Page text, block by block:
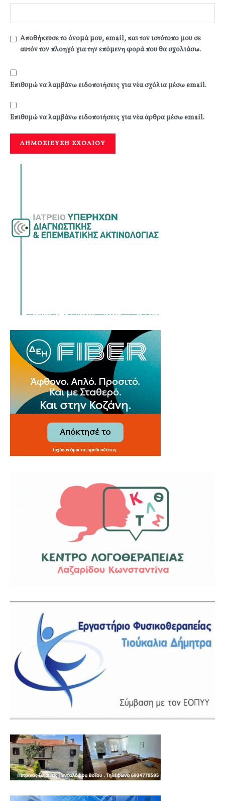
Αποθήκευσε το όνομά μου, email, και τον ιστότοπο μου σε
αυτόν τον πλοηγό για την επόμενη φορά που θα σχολιάσω.
Επιθυμώ να λαμβάνω ειδοποιήσεις για νέα σχόλια μέσω email.
Επιθυμώ να λαμβάνω ειδοποιήσεις για νέα άρθρα μέσω email.